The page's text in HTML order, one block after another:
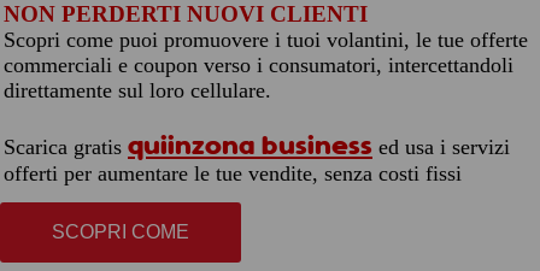
NON PERDERTI NUOVI CLIENTI
Scopri come puoi promuovere i tuoi volantini, le tue offerte
commerciali e coupon verso i consumatori, intercettandoli
direttamente sul loro cellulare.
Scarica gratis quiinzona business ed usa i servizi
offerti per aumentare le tue vendite, senza costi fissi
SCOPRI COME